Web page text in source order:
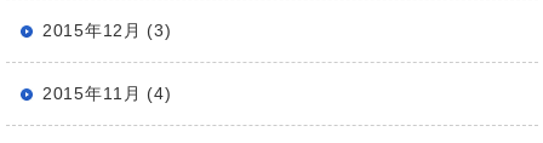
2015年12月 (3)
2015年11月 (4)